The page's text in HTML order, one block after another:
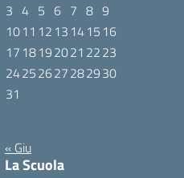
3 4 5 6 7 8 9
1011 12 13 1415 16
17 18192021 2223
24252627282930
31
« Giu
La Scuola